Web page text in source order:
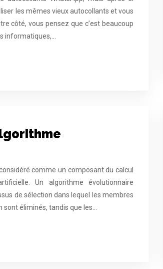
les mêmes vieux autocollants et vous
côté, vous pensez que c’est beaucoup
informatiques,…
comme un composant du calcul
Un algorithme évolutionnaire
de sélection dans lequel les membres
éliminés, tandis que les…